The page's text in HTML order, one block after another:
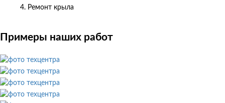
Ремонт крыла
Примеры наших работ